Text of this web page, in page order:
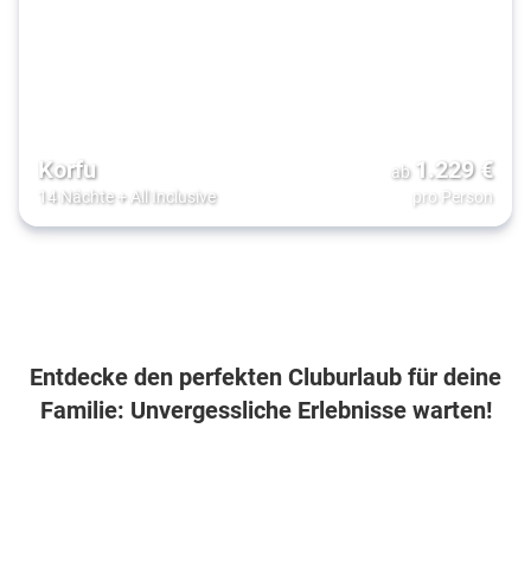
Korfu
14 Nächte+ All Inclusive
ab 1.229€
pro Person
Entdecke den perfekten Cluburlaub für deine
Familie: Unvergessliche Erlebnisse warten!